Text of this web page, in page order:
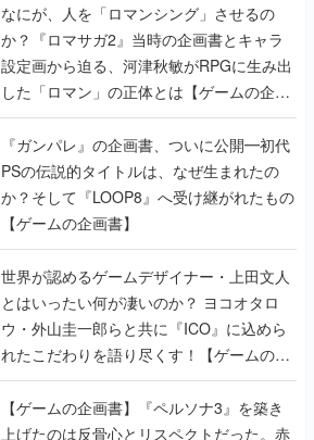
なにが、人を「ロマンシング」させるの
か？『ロマサガ2』当時の企画書とキャラ
設定画から迫る、河津秋敏がRPGに生み出
した「ロマン」の正体とは【ゲームの企画
書】
『ガンパレ』の企画書、ついに公開━初代
PSの伝説的タイトルは、なぜ生まれたの
か？そして『LOOP8』へ受け継がれたもの
【ゲームの企画書】
世界が認めるゲームデザイナー・上田文人
とはいったい何が凄いのか？ ヨコオタロ
ウ・外山圭一郎らと共に『ICO』に込めら
れたこだわりを語り尽くす！【ゲームの企
画書】
【ゲームの企画書】『ペルソナ3』を築き
上げたのは反骨心とリスペクトだった。赤